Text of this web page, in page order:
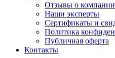
Отзывы о компании
Наши эксперты
Сертификаты и
Политика
Публичная оферта
Контакты